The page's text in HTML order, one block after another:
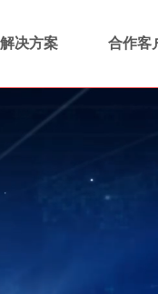
决方案 合作客